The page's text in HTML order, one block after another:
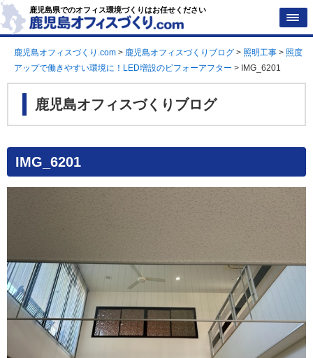
鹿児島県でのオフィス環境づくりはお任せください
鹿児島オフィスづくり.com > 鹿児島オフィスづくりブログ > 照明工事 > 照度
アップで働きやすい環境に！LED増設のビフォーアフター > IMG_6201
鹿児島オフィスづくりブログ
IMG_6201